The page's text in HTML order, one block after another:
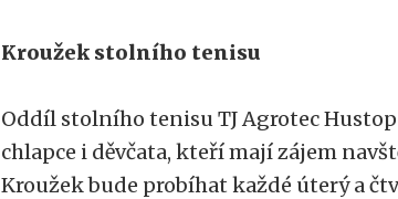
Kroužek stolního tenisu
Oddíl stolního tenisu TJ Agrotec
chlapce i děvčata, kteří mají zájem
Kroužek bude probíhat každé úterý a